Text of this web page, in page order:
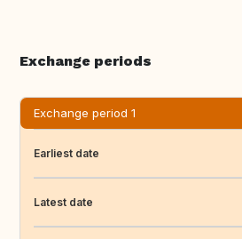
Exchange periods
Exchange period 1
Earliest date
Latest date